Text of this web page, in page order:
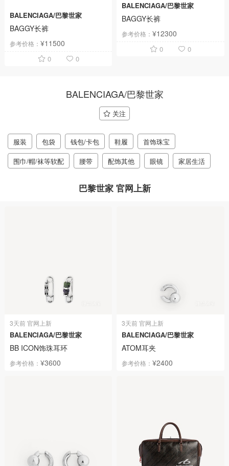
BALENCIAGA/巴黎世家
BAGGY长裤
参考价格：¥12300
0 0
BALENCIAGA/巴黎世家
BAGGY长裤
参考价格： ¥11500
0 0
BALENCIAGA/巴黎世家
关注
服装 包袋 钱包/卡包 鞋履
首饰珠宝
围巾/帽/袜等软配
腰带 配饰其他 眼镜 家居生活
巴黎世家 官网上新
3天前 官网上新
BALENCIAGA/巴黎世家
BB ICON饰珠耳环
参考价格： ¥3600
3天前 官网上新
BALENCIAGA/巴黎世家
ATOM耳夹
参考价格：¥2400